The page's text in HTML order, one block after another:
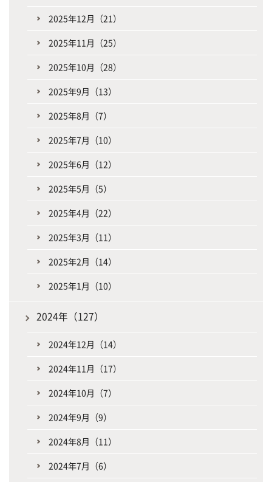
2025年12月（21）
2025年11月（25）
2025年10月（28）
2025年9月（13）
2025年8月（7）
2025年7月（10）
2025年6月（12）
2025年5月（5）
2025年4月（22）
2025年3月（11）
2025年2月（14）
2025年1月（10）
2024年（127）
2024年12月（14）
2024年11月（17）
2024年10月（7）
2024年9月（9）
2024年8月（11）
2024年7月（6）